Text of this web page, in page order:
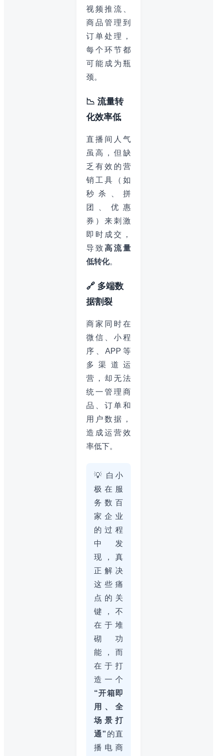
视频推流、
商品管理到
订单处理，
每个环节都
可能成为瓶
颈。
📉 流量转
化效率低
直播间人气
虽高，但缺
乏有效的营
销工具（如
秒杀、拼
团、优惠
券）来刺激
即时成交，
导致高流量
低转化。
🔗 多端数
据割裂
商家同时在
微信、小程
序、APP等
多渠道运
营，却无法
统一管理商
品、订单和
用户数据，
造成运营效
率低下。
💡 白小
极在服
务数百
家企业
的过程
中发
现，真
正解决
这些痛
点的关
键，不
在于堆
砌功
能，而
在于打
造一个
“开箱即
用、全
场景打
通” 的直
播电商